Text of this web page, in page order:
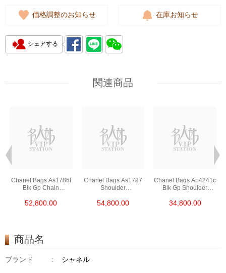
価格調整のお知らせ 在庫お知らせ
シェアする
関連商品
Chanel Bags As1786l
Blk Gp Chain
52,800.00
Chanel Bags As1787
Shoulder
54,800.00
Chanel Bags Ap4241c
Blk Gp Shoulder
/Handbag
34,800.00
商品名
ブランド : シャネル